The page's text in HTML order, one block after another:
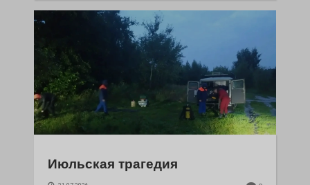
Июльская трагедия